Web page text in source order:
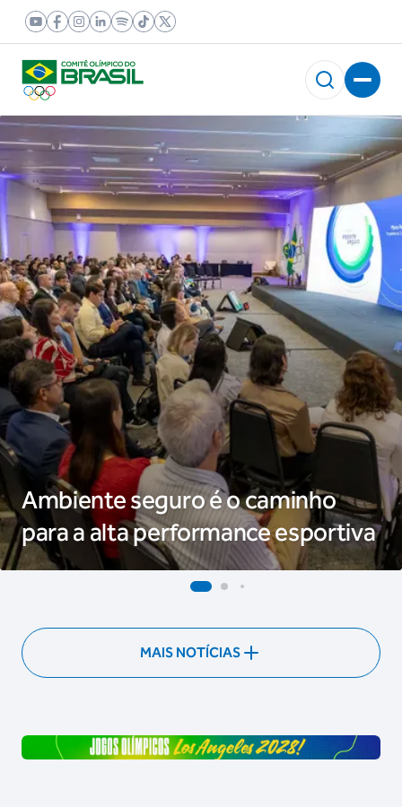
Ambiente seguro é o caminho
para a alta performance esportiva
MAIS NOTÍCIAS